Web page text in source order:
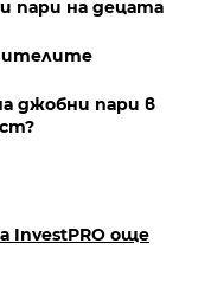
пари на децата
джобни пари в
oще